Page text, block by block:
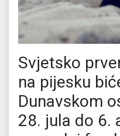
Svjetsko
na pijesku
Dunavskom
28. jula do 6.